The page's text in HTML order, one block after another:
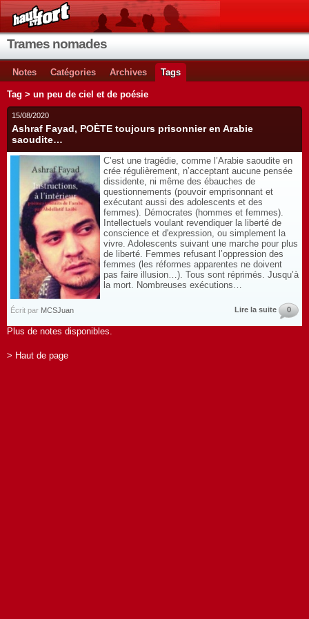
Trames nomades
Notes Catégories Archives Tags
Tag > un peu de ciel et de poésie
15/08/2020
Ashraf Fayad, POÈTE toujours prisonnier en Arabie
saoudite…
C’est une tragédie, comme l’Arabie saoudite en
crée régulièrement, n’acceptant aucune pensée
dissidente, ni même des ébauches de
questionnements (pouvoir emprisonnant et
exécutant aussi des adolescents et des
femmes). Démocrates (hommes et femmes).
Intellectuels voulant revendiquer la liberté de
conscience et d'expression, ou simplement la
vivre. Adolescents suivant une marche pour plus
de liberté. Femmes refusant l’oppression des
femmes (les réformes apparentes ne doivent
pas faire illusion…). Tous sont réprimés. Jusqu’à
la mort. Nombreuses exécutions…
Écrit par MCSJuan Lire la suite 0
Plus de notes disponibles.
> Haut de page